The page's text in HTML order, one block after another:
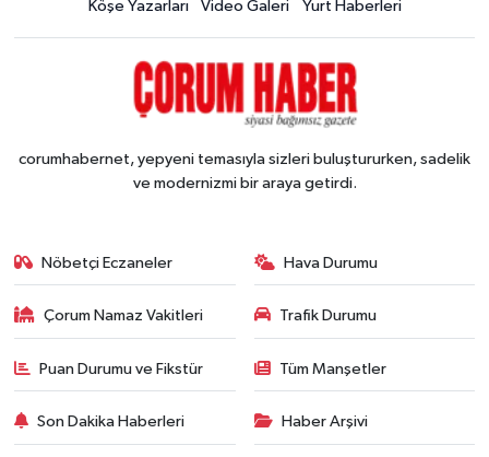
Köşe Yazarları
Video Galeri Yurt Haberleri
corumhabernet, yepyeni temasıyla sizleri buluştururken, sadelik
ve modernizmi bir araya getirdi.
Nöbetçi Eczaneler Hava Durumu
Çorum Namaz Vakitleri Trafik Durumu
Puan Durumu ve Fikstür Tüm Manşetler
Son Dakika Haberleri Haber Arşivi